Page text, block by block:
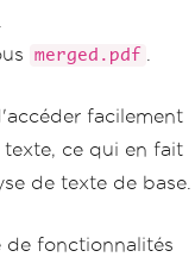
merged.pdf
facilement
ce qui en fait
de texte de base.
de fonctionnalités